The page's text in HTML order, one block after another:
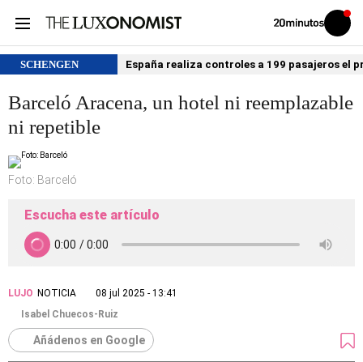
Volver
Iniciar
sesión
SCHENGEN España realiza controles a 199 pasajeros el
Barceló Aracena, un hotel ni reemplazable
ni repetible
Foto: Barceló
Escucha este artículo
LUJO NOTICIA
08 jul 2025 - 13:41
Isabel Chuecos-Ruiz
Añádenos en Google